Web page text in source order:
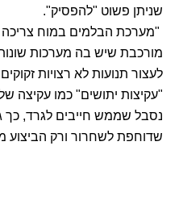
שניתן פשוט "להפסיק".
"מערכת הבלמים במוח צריכה
מורכבת שיש בה מערכות
לעצור תנועות לא רצויות זקוקים
"עקיצות יתושים" כמו עקיצה
נסבל שממש חייבים לגרד, כך
שדוחפת לשחרור ורק הביצוע